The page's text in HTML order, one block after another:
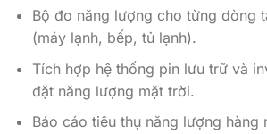
Bộ đo năng lượng cho từng dòng
(máy lạnh, bếp, tủ lạnh).
Tích hợp hệ thống pin lưu trữ và
đặt năng lượng mặt trời.
Báo cáo tiêu thụ năng lượng hàng